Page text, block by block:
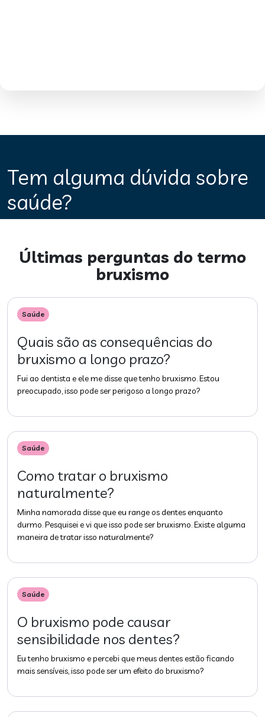
Tem alguma dúvida sobre
saúde?
Últimas perguntas do termo
bruxismo
Saúde
Quais são as consequências do
bruxismo a longo prazo?
Fui ao dentista e ele me disse que tenho bruxismo. Estou
preocupado, isso pode ser perigoso a longo prazo?
Saúde
Como tratar o bruxismo
naturalmente?
Minha namorada disse que eu range os dentes enquanto
durmo. Pesquisei e vi que isso pode ser bruxismo. Existe alguma
maneira de tratar isso naturalmente?
Saúde
O bruxismo pode causar
sensibilidade nos dentes?
Eu tenho bruxismo e percebi que meus dentes estão ficando
mais sensíveis, isso pode ser um efeito do bruxismo?